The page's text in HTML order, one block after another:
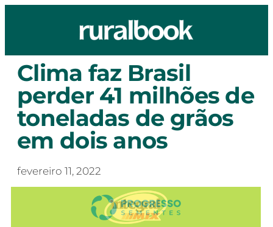
Clima faz Brasil
perder 41 milhões de
toneladas de grãos
em dois anos
fevereiro 11, 2022